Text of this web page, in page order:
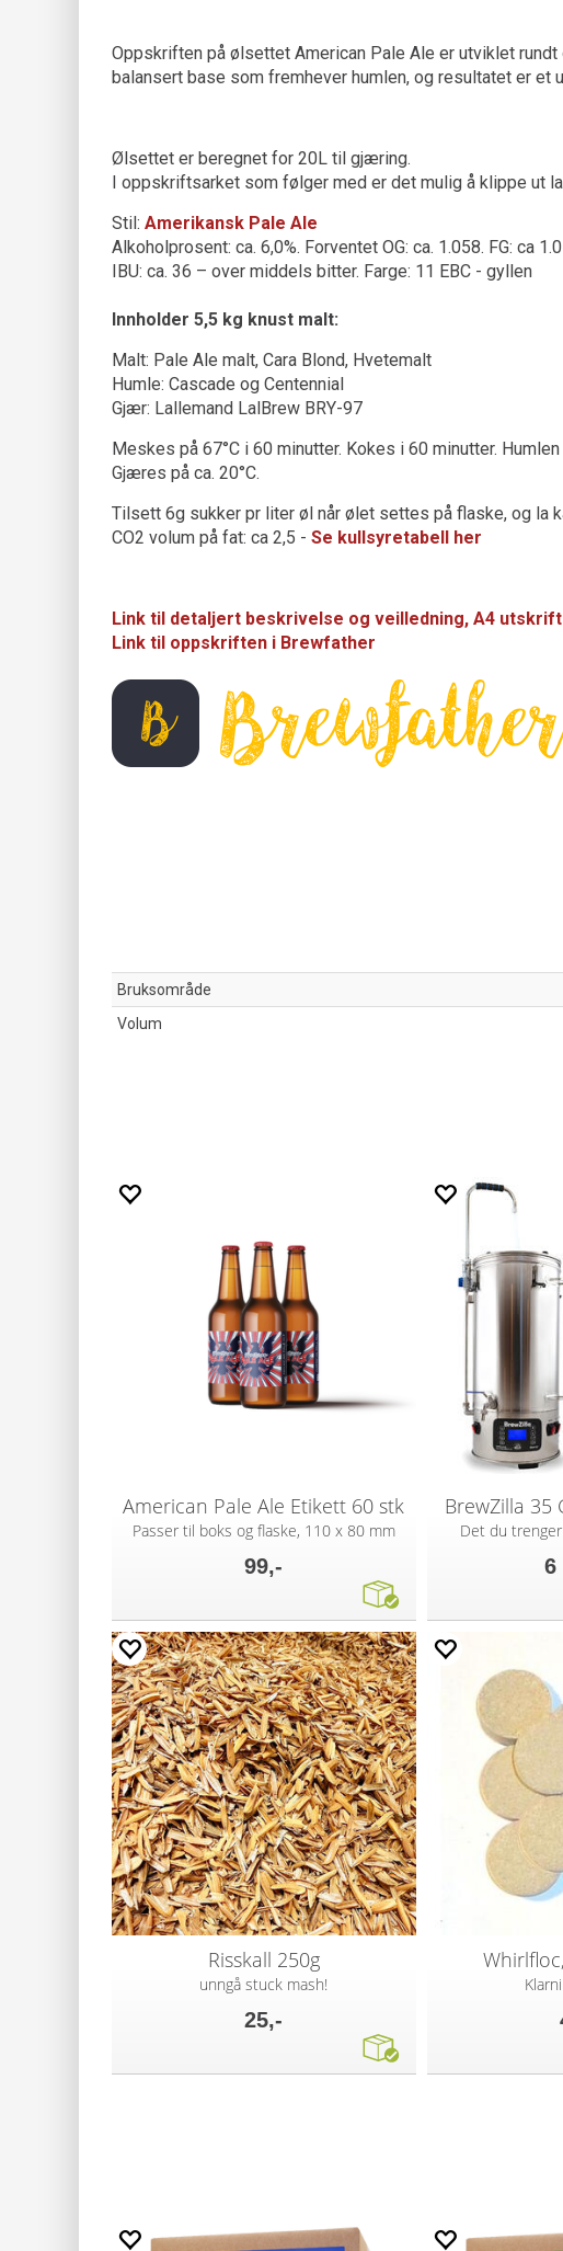
Oppskriften på ølsettet American Pale Ale er utviklet
balansert base som fremhever humlen, og resultatet er
Ølsettet er beregnet for 20L til gjæring.
I oppskriftsarket som følger med er det mulig å klippe ut
Stil: Amerikansk Pale Ale
Alkoholprosent: ca. 6,0%. Forventet OG: ca. 1.058. FG: ca
IBU: ca. 36 – over middels bitter. Farge: 11 EBC - gyllen
Innholder 5,5 kg knust malt:
Malt: Pale Ale malt, Cara Blond, Hvetemalt
Humle: Cascade og Centennial
Gjær: Lallemand LalBrew BRY-97
Meskes på 67°C i 60 minutter. Kokes i 60 minutter.
Gjæres på ca. 20°C.
Tilsett 6g sukker pr liter øl når ølet settes på flaske, og la
CO2 volum på fat: ca 2,5 - Se kullsyretabell her
Link til detaljert beskrivelse og veilledning, A4
Link til oppskriften i Brewfather
Bruksområde
Volum
American Pale Ale Etikett 60 stk
Passer til boks og flaske, 110 x 80 mm
99,-
BrewZilla 35
Det du
6
Risskall 250g
unngå stuck mash!
25,-